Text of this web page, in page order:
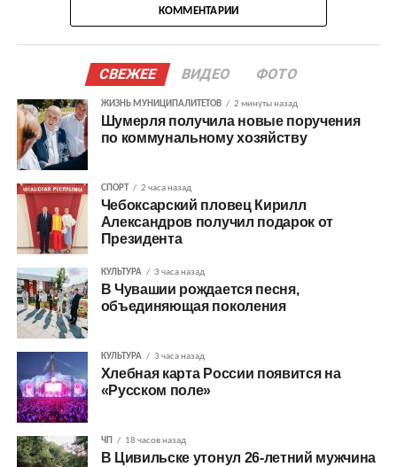
КОММЕНТАРИИ
СВЕЖЕЕ ВИДЕО ФОТО
ЖИЗНЬ МУНИЦИПАЛИТЕТОВ 2 минуты назад
Шумерля получила новые поручения
по коммунальному хозяйству
СПОРТ 2 часа назад
Чебоксарский пловец Кирилл
Александров получил подарок от
Президента
КУЛЬТУРА 3 часа назад
В Чувашии рождается песня,
объединяющая поколения
КУЛЬТУРА 3 часа назад
Хлебная карта России появится на
«Русском поле»
ЧП 18 часов назад
В Цивильске утонул 26-летний мужчина